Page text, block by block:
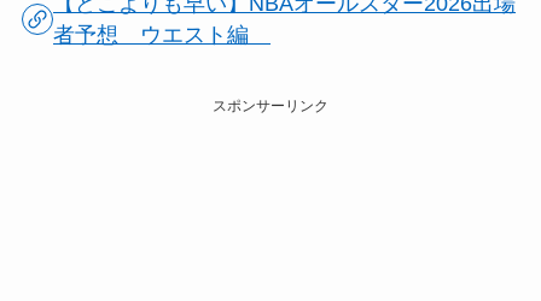
者予想 ウエスト編
スポンサーリンク